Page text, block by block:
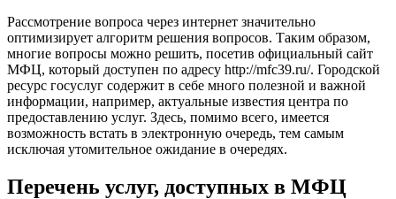
Рассмотрение вопроса через интернет значительно
оптимизирует алгоритм решения вопросов. Таким образом,
многие вопросы можно решить, посетив официальный сайт
МФЦ, который доступен по адресу http://mfc39.ru/. Городской
ресурс госуслуг содержит в себе много полезной и важной
информации, например, актуальные известия центра по
предоставлению услуг. Здесь, помимо всего, имеется
возможность встать в электронную очередь, тем самым
исключая утомительное ожидание в очередях.
Перечень услуг, доступных в МФЦ